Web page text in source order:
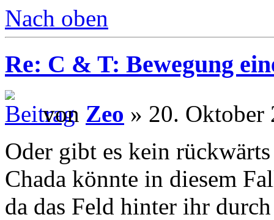
Nach oben
Re: C & T: Bewegung
von Zeo » 20. Oktober
Oder gibt es kein
Chada könnte in diesem
da das Feld hinter ihr